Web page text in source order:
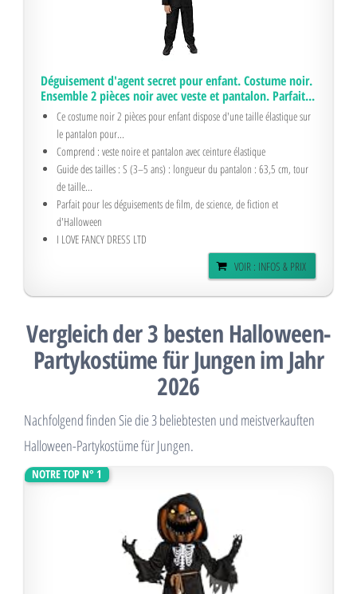
Déguisement d'agent secret pour enfant. Costume noir.
Ensemble 2 pièces noir avec veste et pantalon. Parfait...
Ce costume noir 2 pièces pour enfant dispose d'une taille élastique sur
le pantalon pour...
Comprend : veste noire et pantalon avec ceinture élastique
Guide des tailles : S (3–5 ans) : longueur du pantalon : 63,5 cm, tour
de taille...
Parfait pour les déguisements de film, de science, de fiction et
d'Halloween
I LOVE FANCY DRESS LTD
VOIR : INFOS & PRIX
Vergleich der 3 besten Halloween-
Partykostüme für Jungen im Jahr
2026
Nachfolgend finden Sie die 3 beliebtesten und meistverkauften
Halloween-Partykostüme für Jungen.
NOTRE TOP N° 1